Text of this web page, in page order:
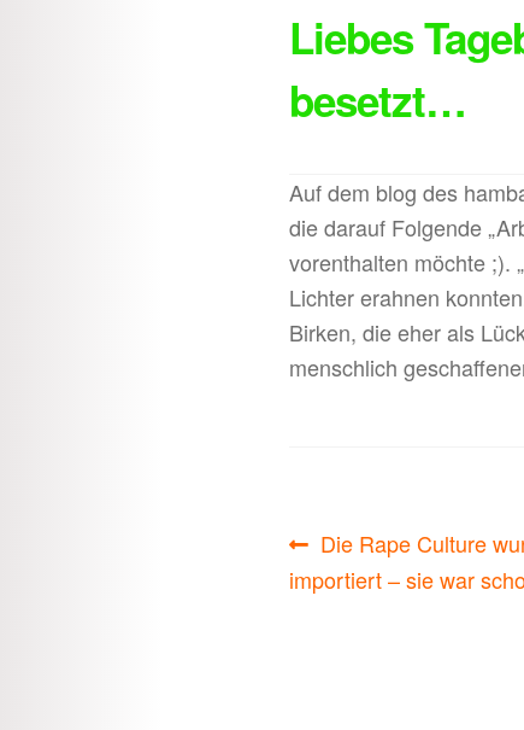
Liebes
besetzt…
Auf dem blog des
die darauf Folgende
vorenthalten möchte ;).
Lichter erahnen
Birken, die eher als
menschlich
Vorheriger
Beitrag:
Die Rape Culture
importiert – sie war